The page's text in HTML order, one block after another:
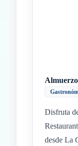
Disfruta
desde La